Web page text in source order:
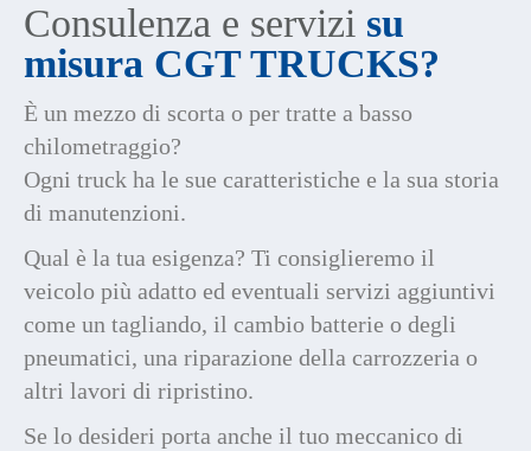
Consulenza e servizi su
misura CGT TRUCKS?
È un mezzo di scorta o per tratte a basso
chilometraggio?
Ogni truck ha le sue caratteristiche e la sua storia
di manutenzioni.
Qual è la tua esigenza? Ti consiglieremo il
veicolo più adatto ed eventuali servizi aggiuntivi
come un tagliando, il cambio batterie o degli
pneumatici, una riparazione della carrozzeria o
altri lavori di ripristino.
Se lo desideri porta anche il tuo meccanico di